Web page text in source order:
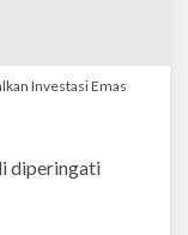
Investasi Emas
diperingati